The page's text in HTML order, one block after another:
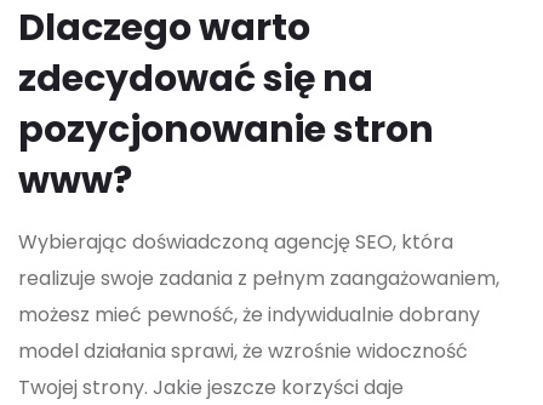
Dlaczego warto
zdecydować się na
pozycjonowanie stron
www?
Wybierając doświadczoną agencję SEO, która
realizuje swoje zadania z pełnym zaangażowaniem,
możesz mieć pewność, że indywidualnie dobrany
model działania sprawi, że wzrośnie widoczność
Twojej strony. Jakie jeszcze korzyści daje